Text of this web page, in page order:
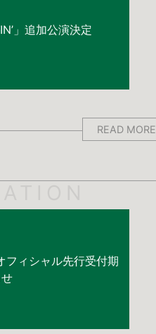
」追加公演決定
READ MORE
フィシャル先行受付期